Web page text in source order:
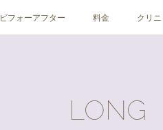
ビフォーアフター 料金 クリ
LONG